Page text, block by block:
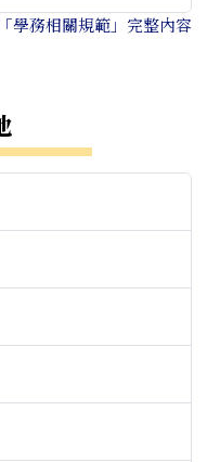
學務相關規範」完整內容